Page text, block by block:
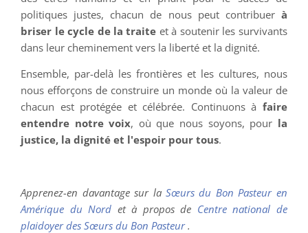
politiques justes, chacun de nous peut contribuer à
briser le cycle de la traite et à soutenir les survivants
dans leur cheminement vers la liberté et la dignité.
Ensemble, par-delà les frontières et les cultures, nous
nous efforçons de construire un monde où la valeur de
chacun est protégée et célébrée. Continuons à faire
entendre notre voix, où que nous soyons, pour la
justice, la dignité et l'espoir pour tous.
Apprenez-en davantage sur la Sœurs du Bon Pasteur en
Amérique du Nord et à propos de Centre national de
plaidoyer des Sœurs du Bon Pasteur.